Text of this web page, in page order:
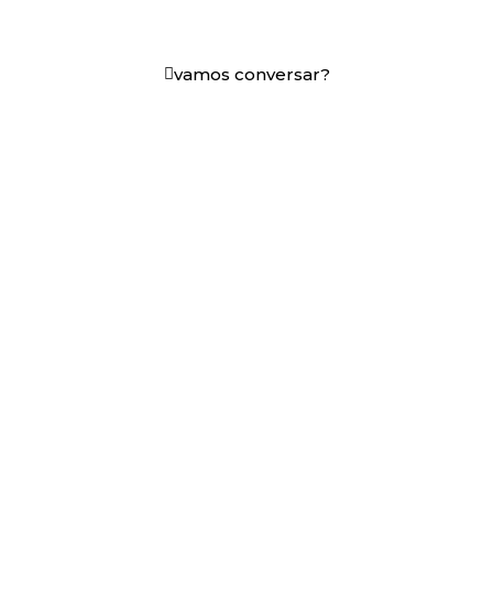
vamos conversar?